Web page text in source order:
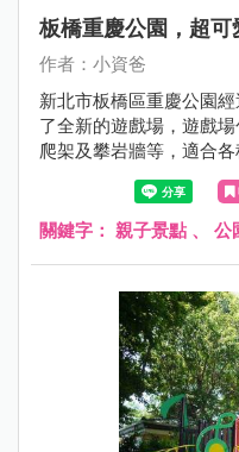
板橋重慶公園，超
作者：小資爸
新北市板橋區重慶公園
了全新的遊戲場，遊戲
爬架及攀岩牆等，適合
關鍵字： 親子景點 、 公